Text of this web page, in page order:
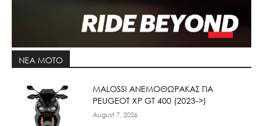
ΝΕΑ MOTO
ΜΑLOSSI ΑΝΕΜΟΘΩΡΑΚΑΣ ΓΙΑ
PEUGEOT XP GT 400 (2023->)
August 7, 2026